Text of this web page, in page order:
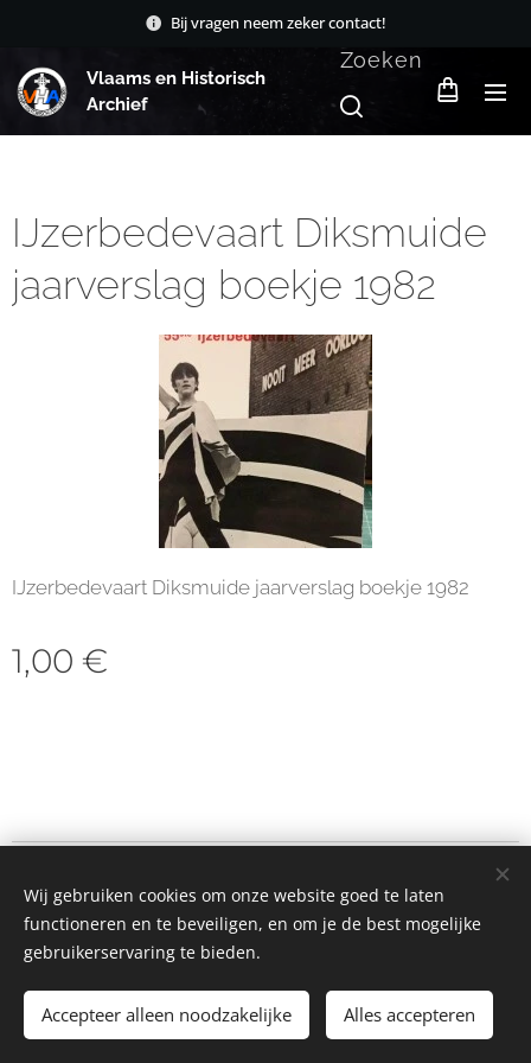
Bij vragen neem zeker contact!
Vlaams en Historisch
Archief
Zoeken
IJzerbedevaart Diksmuide
jaarverslag boekje 1982
IJzerbedevaart Diksmuide jaarverslag boekje 1982
1,00 €
Toevoegen aan de winkelwagen
Cookies
Wij gebruiken cookies om onze website goed te laten
functioneren en te beveiligen, en om je de best mogelijke
gebruikerservaring te bieden.
Accepteer alleen noodzakelijke Alles accepteren